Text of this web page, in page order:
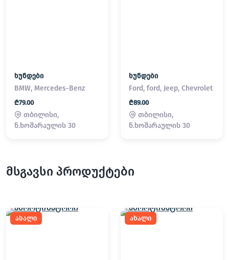
ხუნდები
BMW, Mercedes-Benz
₾79.00
თბილისი,
ნ.ხოშარაულის 30
ხუნდები
Ford, ford, Jeep, Chevrolet
₾89.00
თბილისი,
ნ.ხოშარაულის 30
მსგავსი პროდუქტები
ახალი ახალი